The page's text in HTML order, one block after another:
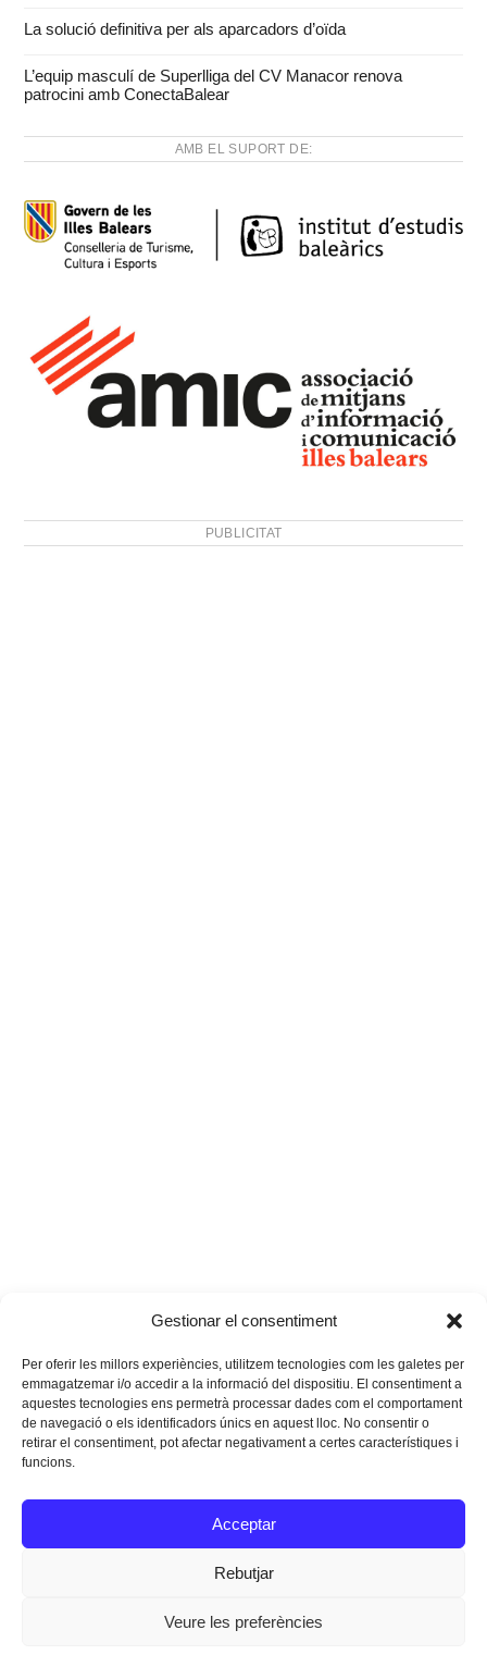
Gestionar el consentiment
Per oferir les millors experiències, utilitzem tecnologies com les galetes per
emmagatzemar i/o accedir a la informació del dispositiu. El consentiment a
aquestes tecnologies ens permetrà processar dades com el comportament
de navegació o els identificadors únics en aquest lloc. No consentir o
retirar el consentiment, pot afectar negativament a certes característiques i
funcions.
Acceptar
Rebutjar
Veure les preferències
La solució definitiva per als aparcadors d’oïda
L’equip masculí de Superlliga del CV Manacor renova
patrocini amb ConectaBalear
AMB EL SUPORT DE:
PUBLICITAT
Instagram
Facebook
Twitter
Texts Legals